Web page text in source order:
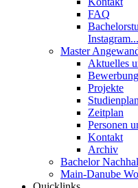
FAQ
Instagram...
Master
Aktuelles
Bewerbung
Projekte
Studienplan
Zeitplan
Personen
Kontakt
Archiv
Bachelor
Main-Danube